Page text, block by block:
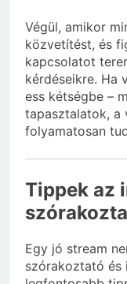
Végül, amikor
közvetítést, és
kapcsolatot
kérdéseikre. Ha
ess kétségbe –
tapasztalatok, a
folyamatosan
Tippek az
Egy jó stream
szórakoztató és